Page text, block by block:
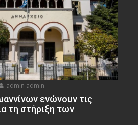
admin admin
ενώνουν τις
τη στήριξη των